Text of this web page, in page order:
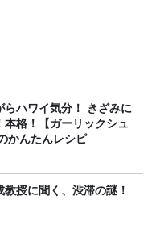
らハワイ気分！ きざみに
本格！【ガーリックシュ
かんたんレシピ
授に聞く、渋滞の謎！